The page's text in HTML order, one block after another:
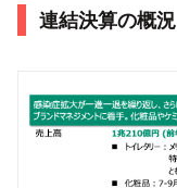
連結決算の概況